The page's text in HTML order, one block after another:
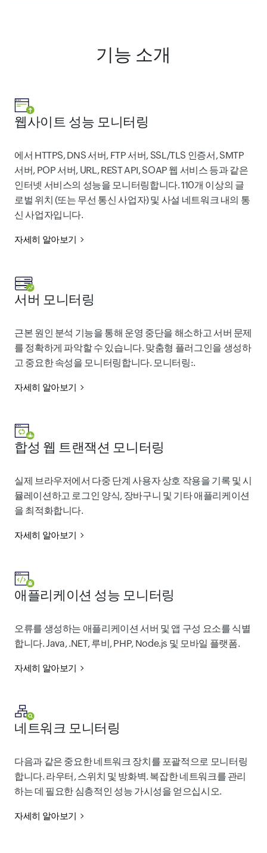
기능 소개
웹사이트 성능 모니터링
에서 HTTPS, DNS 서버, FTP 서버, SSL/TLS 인증서, SMTP
서버, POP 서버, URL, REST API, SOAP 웹 서비스 등과 같은
인터넷 서비스의 성능을 모니터링합니다. 110개 이상의 글
로벌 위치 (또는 무선 통신 사업자) 및 사설 네트워크 내의 통
신 사업자입니다.
자세히 알아보기
서버 모니터링
근본 원인 분석 기능을 통해 운영 중단을 해소하고 서버 문제
를 정확하게 파악할 수 있습니다. 맞춤형 플러그인을 생성하
고 중요한 속성을 모니터링합니다. 모니터링:.
자세히 알아보기
합성 웹 트랜잭션 모니터링
실제 브라우저에서 다중 단계 사용자 상호 작용을 기록 및 시
뮬레이션하고 로그인 양식, 장바구니 및 기타 애플리케이션
을 최적화합니다.
자세히 알아보기
애플리케이션 성능 모니터링
오류를 생성하는 애플리케이션 서버 및 앱 구성 요소를 식별
합니다. Java, .NET, 루비, PHP, Node.js 및 모바일 플랫폼.
자세히 알아보기
네트워크 모니터링
다음과 같은 중요한 네트워크 장치를 포괄적으로 모니터링
합니다. 라우터, 스위치 및 방화벽. 복잡한 네트워크를 관리
하는 데 필요한 심층적인 성능 가시성을 얻으십시오.
자세히 알아보기